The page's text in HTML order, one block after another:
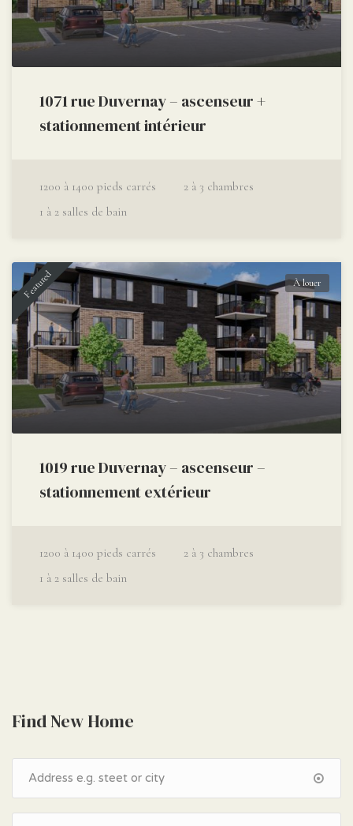
1071 rue Duvernay – ascenseur +
stationnement intérieur
1200 à 1400 pieds carrés 2 à 3 chambres
1 à 2 salles de bain
Featured À louer
1019 rue Duvernay – ascenseur –
stationnement extérieur
1200 à 1400 pieds carrés 2 à 3 chambres
1 à 2 salles de bain
Find New Home